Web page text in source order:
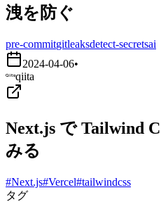
洩を防ぐ
pre-commitgitleaksdetect-secretsai
2024-04-06•
qiita
Next.js で Tailwind
みる
#Next.js#Vercel#tailwindcss
タグ